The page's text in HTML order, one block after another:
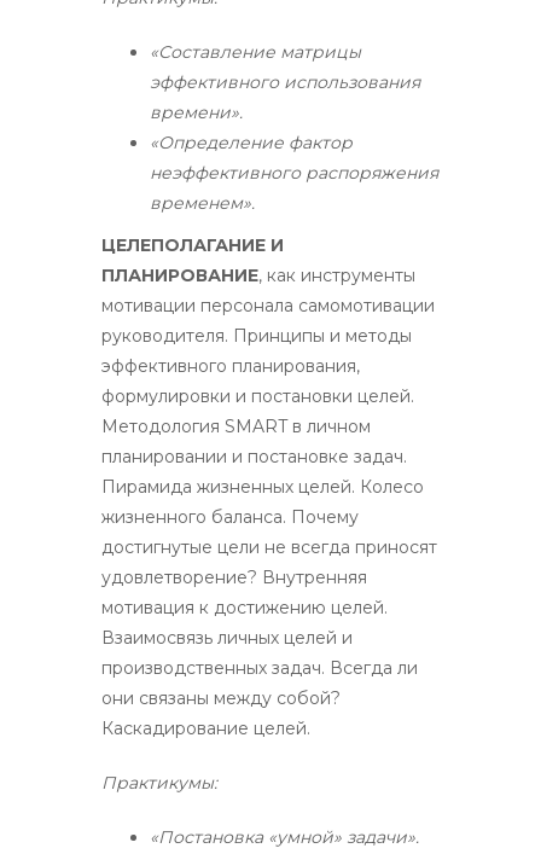
«Составление матрицы
эффективного использования
времени».
«Определение фактор
неэффективного распоряжения
временем».
ЦЕЛЕПОЛАГАНИЕ И
ПЛАНИРОВАНИЕ, как инструменты
мотивации персонала самомотивации
руководителя. Принципы и методы
эффективного планирования,
формулировки и постановки целей.
Методология SMART в личном
планировании и постановке задач.
Пирамида жизненных целей. Колесо
жизненного баланса. Почему
достигнутые цели не всегда приносят
удовлетворение? Внутренняя
мотивация к достижению целей.
Взаимосвязь личных целей и
производственных задач. Всегда ли
они связаны между собой?
Каскадирование целей.
Практикумы:
«Постановка «умной» задачи».